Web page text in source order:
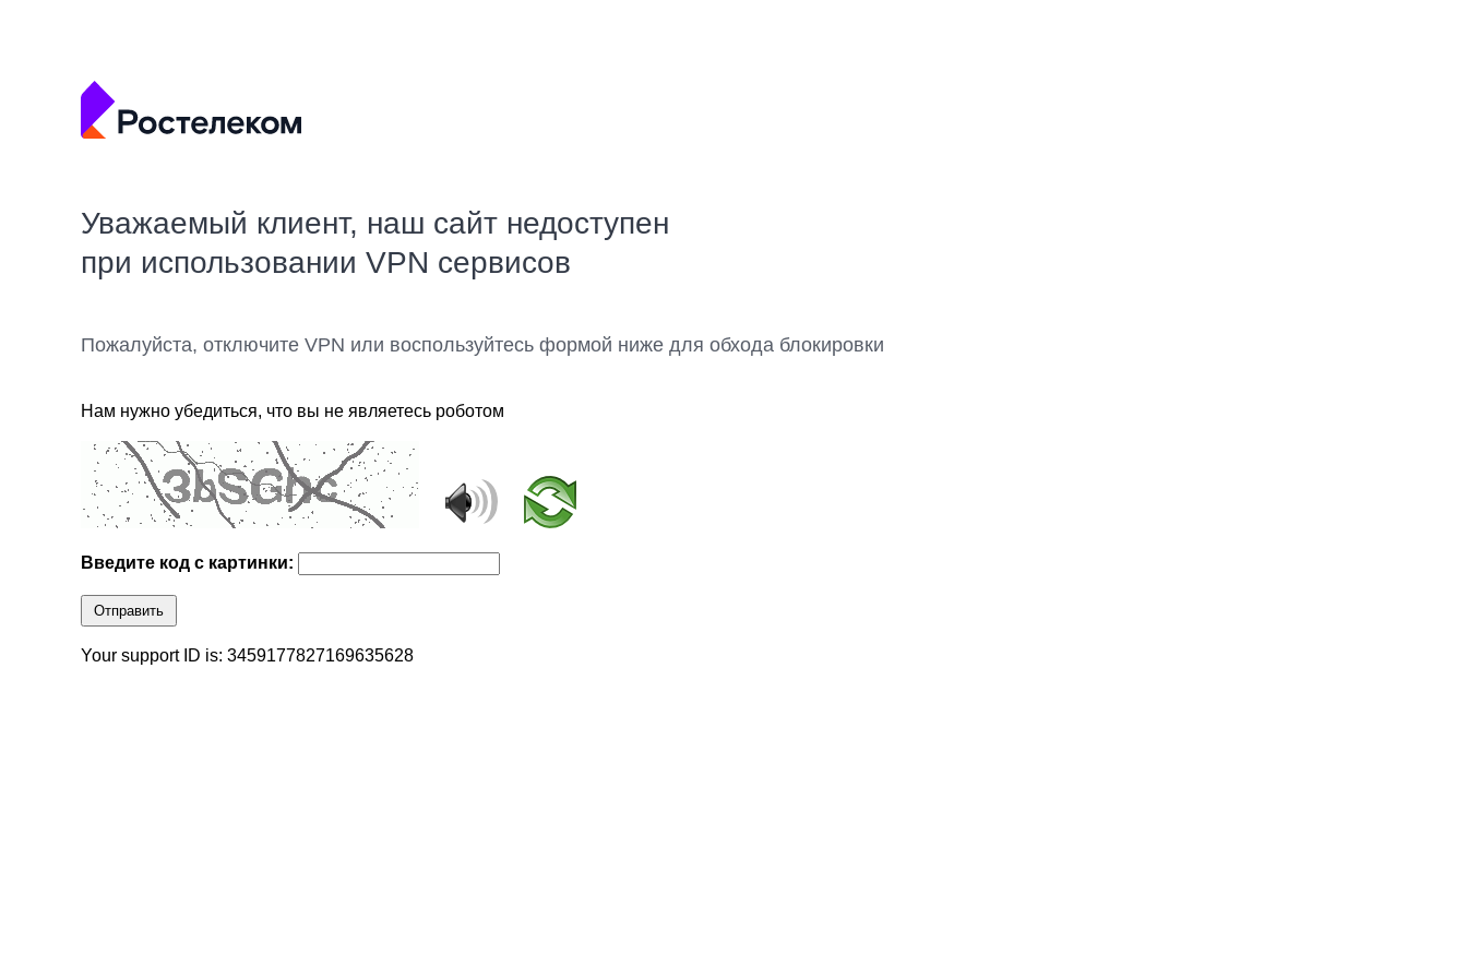
Уважаемый клиент, наш сайт недоступен
при использовании VPN сервисов
Пожалуйста, отключите VPN или воспользуйтесь формой ниже для обхода блокировки
Нам нужно убедиться, что вы не являетесь роботом
Введите код с картинки:
Отправить
Your support ID is: 3459177827169635628